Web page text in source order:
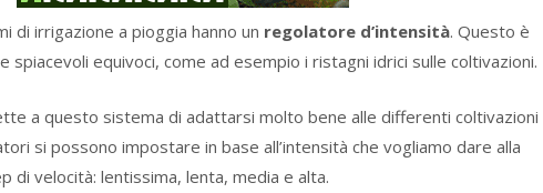
di irrigazione a pioggia hanno un regolatore d’intensità. Questo è
spiacevoli equivoci, come ad esempio i ristagni idrici sulle coltivazioni.
a questo sistema di adattarsi molto bene alle differenti coltivazioni
si possono impostare in base all’intensità che vogliamo dare alla
di velocità: lentissima, lenta, media e alta.